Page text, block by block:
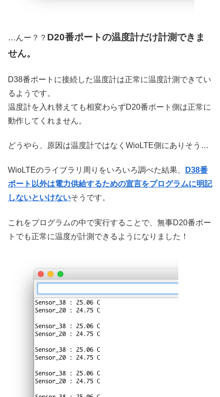
…んー？？ D20番ポートの温度計だけ計測できま
せん。
D38番ポートに接続した温度計は正常に温度計測できてい
るようです。
温度計を入れ替えても相変わらずD20番ポート側は正常に
動作してくれません。
どうやら、原因は温度計ではなくWioLTE側にありそう…
WioLTEのライブラリ周りをいろいろ調べた結果、
D38番
ポート以外は電力供給するための宣言をプログラムに明記
しないといけないそうです。
これをプログラムの中で実行することで、無事D20番ポー
トでも正常に温度が計測できるようになりました！